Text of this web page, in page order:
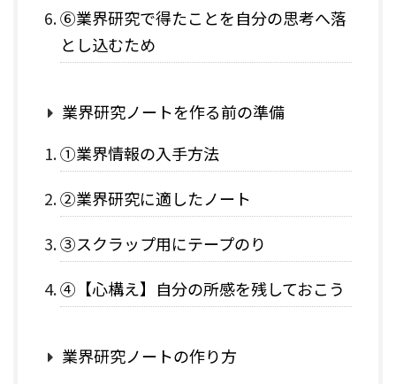
⑥業界研究で得たことを自分の思考へ落
とし込むため
業界研究ノートを作る前の準備
①業界情報の入手方法
②業界研究に適したノート
③スクラップ用にテープのり
④【心構え】自分の所感を残しておこう
業界研究ノートの作り方